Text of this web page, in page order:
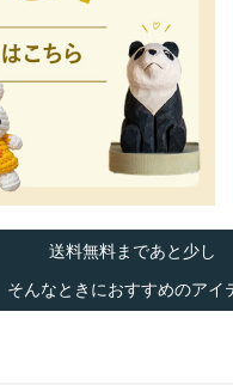
送料無料まであと少し
そんなときにおすすめのアイ